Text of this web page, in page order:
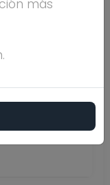
años
más